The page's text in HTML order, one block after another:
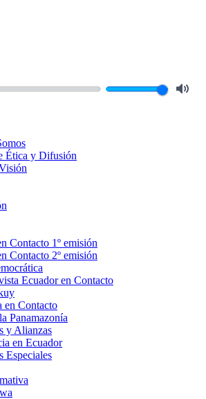
Ética y Difusión
Contacto 1º emisión
Contacto 2º emisión
Ecuador en Contacto
en Contacto
Panamazonía
y Alianzas
en Ecuador
Especiales